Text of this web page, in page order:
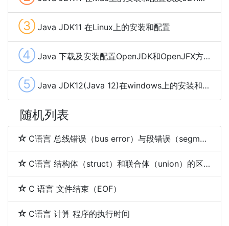
③ Java JDK11 在Linux上的安装和配置
④ Java 下载及安装配置OpenJDK和OpenJFX方法步骤
⑤ Java JDK12(Java 12)在windows上的安装和环境变量配置
随机列表
C语言 总线错误（bus error）与段错误（segmentation fault）
C语言 结构体（struct）和联合体（union）的区别
C 语言 文件结束（EOF）
C语言 计算 程序的执行时间